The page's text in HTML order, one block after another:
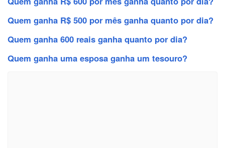
Quem ganha R$ 500 por mês ganha quanto por dia?
Quem ganha 600 reais ganha quanto por dia?
Quem ganha uma esposa ganha um tesouro?